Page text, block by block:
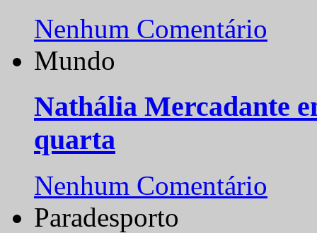
Nenhum Comentário
Mundo
Nathália Mercadante
quarta
Nenhum Comentário
Paradesporto